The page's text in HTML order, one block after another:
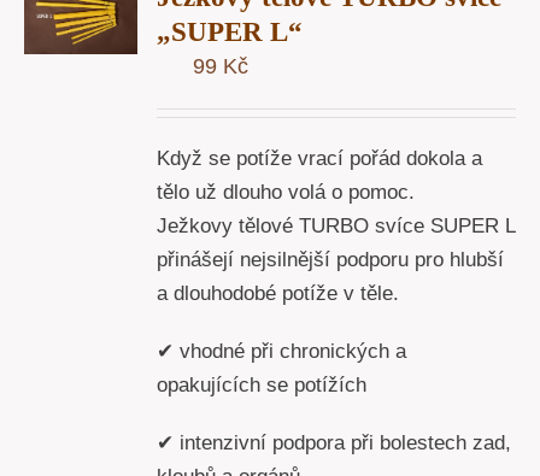
„SUPER L“
99 Kč
Když se potíže vrací pořád dokola a
tělo už dlouho volá o pomoc.
Ježkovy tělové TURBO svíce SUPER L
přinášejí nejsilnější podporu pro hlubší
a dlouhodobé potíže v těle.
✔ vhodné při chronických a
opakujících se potížích
✔ intenzivní podpora při bolestech zad,